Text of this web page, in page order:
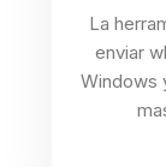
La
enviar
Windows